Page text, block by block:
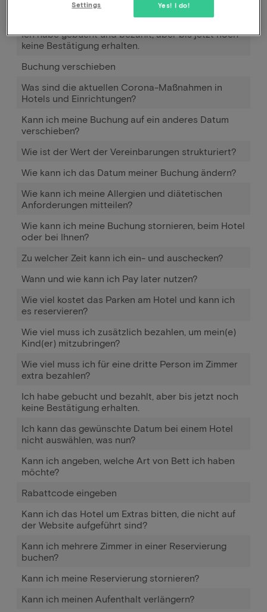
Wie funktioniert Pay later?
Ich habe gebucht und bezahlt, aber bis jetzt noch
keine Bestätigung erhalten.
Buchung verschieben
Was sind die aktuellen Corona-Maßnahmen in
Hotels und Einrichtungen?
Kann ich meine Buchung auf ein anderes Datum
verschieben?
Wie ist der Wert der Vereinbarungen strukturiert?
Wie kann ich das Datum meiner Buchung ändern?
Wie kann ich meine Allergien und diätetischen
Anforderungen mitteilen?
Wie kann ich meine Buchung stornieren, beim Hotel
oder bei Ihnen?
Zu welcher Zeit kann ich ein- und auschecken?
Wann und wie kann ich Pay later nutzen?
Wie viel kostet das Parken am Hotel und kann ich
es reservieren?
Wie viel muss ich zusätzlich bezahlen, um mein(e)
Kind(er) mitzubringen?
Wie viel muss ich für eine dritte Person im Zimmer
extra bezahlen?
Ich habe gebucht und bezahlt, aber bis jetzt noch
keine Bestätigung erhalten.
Ich kann das gewünschte Datum bei einem Hotel
nicht auswählen, was nun?
Kann ich angeben, welche Art von Bett ich haben
möchte?
Rabattcode eingeben
Kann ich das Hotel um Extras bitten, die nicht auf
der Website aufgeführt sind?
Kann ich mehrere Zimmer in einer Reservierung
buchen?
Kann ich meine Reservierung stornieren?
Kann ich meinen Aufenthalt verlängern?
Yes! I do!
Settings